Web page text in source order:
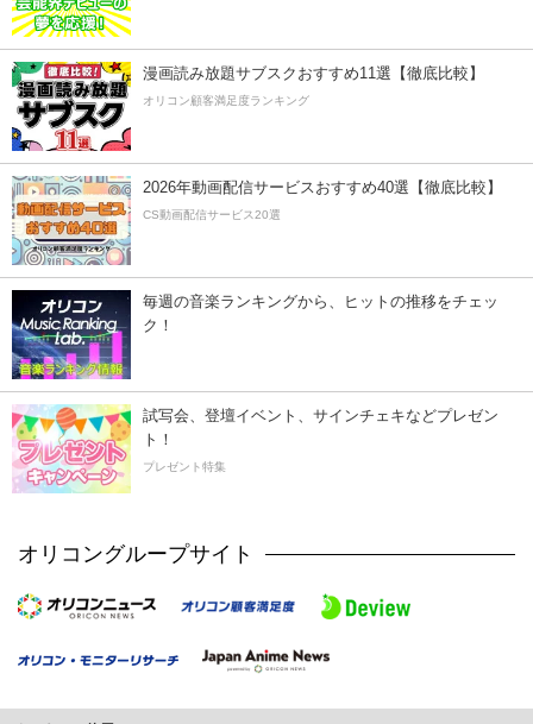
漫画読み放題サブスクおすすめ11選【徹底比較】
オリコン顧客満足度ランキング
2026年動画配信サービスおすすめ40選【徹底比較】
CS動画配信サービス20選
毎週の音楽ランキングから、ヒットの推移をチェッ
ク！
試写会、登壇イベント、サインチェキなどプレゼン
ト！
プレゼント特集
オリコングループサイト